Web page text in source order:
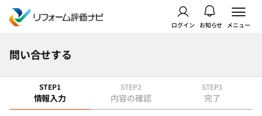
ログイン お知らせ メニュー
問い合せする
STEP1
情報入力
STEP2
内容の確認
STEP3
完了